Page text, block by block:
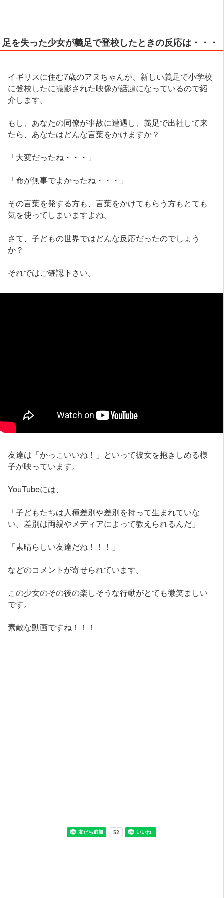
足を失った少女が義足で登校したときの反応は・・・
イギリスに住む7歳のアヌちゃんが、新しい義足で小学校
に登校したに撮影された映像が話題になっているので紹
介します。
もし、あなたの同僚が事故に遭遇し、義足で出社して来
たら、あなたはどんな言葉をかけますか？
「大変だったね・・・」
「命が無事でよかったね・・・」
その言葉を発する方も、言葉をかけてもらう方もとても
気を使ってしまいますよね。
さて、子どもの世界ではどんな反応だったのでしょう
か？
それではご確認下さい。
友達は「かっこいいね！」といって彼女を抱きしめる様
子が映っています。
YouTubeには、
「子どもたちは人種差別や差別を持って生まれていな
い。差別は両親やメディアによって教えられるんだ」
「素晴らしい友達だね！！！」
などのコメントが寄せられています。
この少女のその後の楽しそうな行動がとても微笑ましい
です。
素敵な動画ですね！！！